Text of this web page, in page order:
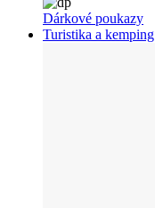
Dárkové poukazy
Turistika a kemping